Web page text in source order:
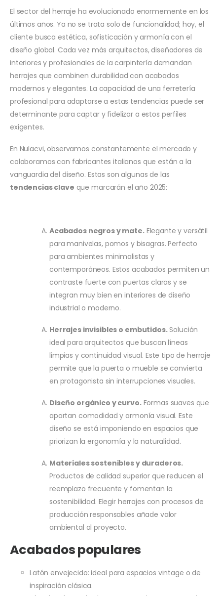
El sector del herraje ha evolucionado enormemente en los
últimos años. Ya no se trata solo de funcionalidad; hoy, el
cliente busca estética, sofisticación y armonía con el
diseño global. Cada vez más arquitectos, diseñadores de
interiores y profesionales de la carpintería demandan
herrajes que combinen durabilidad con acabados
modernos y elegantes. La capacidad de una ferretería
profesional para adaptarse a estas tendencias puede ser
determinante para captar y fidelizar a estos perfiles
exigentes.
En Nulacvi, observamos constantemente el mercado y
colaboramos con fabricantes italianos que están a la
vanguardia del diseño. Estas son algunas de las
tendencias clave que marcarán el año 2025:
Acabados negros y mate.Elegante y versátil
para manivelas, pomos y bisagras. Perfecto
para ambientes minimalistas y
contemporáneos. Estos acabados permiten un
contraste fuerte con puertas claras y se
integran muy bien en interiores de diseño
industrial o moderno.
Herrajes invisibles o embutidos.Solución
ideal para arquitectos que buscan líneas
limpias y continuidad visual. Este tipo de herraje
permite que la puerta o mueble se convierta
en protagonista sin interrupciones visuales.
Diseño orgánico y curvo.Formas suaves que
aportan comodidad y armonía visual. Este
diseño se está imponiendo en espacios que
priorizan la ergonomía y la naturalidad.
Materiales sostenibles y duraderos.
Productos de calidad superior que reducen el
reemplazo frecuente y fomentan la
sostenibilidad. Elegir herrajes con procesos de
producción responsables añade valor
ambiental al proyecto.
Acabados populares
Latón envejecido: ideal para espacios vintage o de
inspiración clásica.